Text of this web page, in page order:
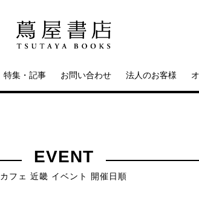
特集・記事 お問い合わせ 法人のお客様
EVENT
カフェ 近畿 イベント 開催日順